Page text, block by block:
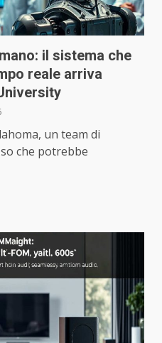
il sistema che
reale arriva
un team di
che potrebbe